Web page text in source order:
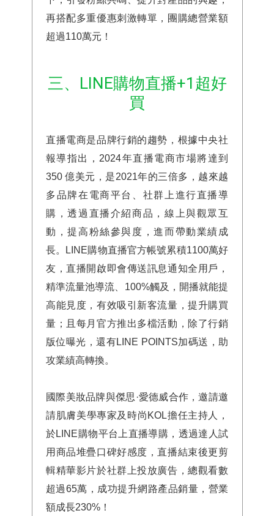
再搭配多重優惠刺激轉單，團購總營業額
超過110萬元！
三、LINE購物直播+1超好
買
直播電商是品牌行銷的趨勢，根據中央社
報導指出，2024年直播電商市場將達到
350 億美元，是2021年的三倍多，越來越
多品牌在電商平台、社群上進行直播導
購，透過直播介紹商品，線上與觀眾互
動，提高粉絲參與度，進而帶動業績成
長。LINE購物直播官方帳號累積1100萬好
友，直播開啟即會傳送訊息通知全用戶，
精準流量池導流、100%觸及，開播就能提
高能見度，有效吸引新客流量，提升購買
量；且每月官方推出多檔活動，除了行銷
版位曝光，還有LINE POINTS加碼送，助
攻業績高轉換。
國際美妝品牌與傑思·愛德威合作，邀請邀
請肌膚美學專家及時尚KOL擔任主持人，
於LINE購物平台上直播導購，透過達人試
用商品堆疊口碑好感度，直播結束後更剪
輯精華影片於社群上投放廣告，總觀看數
超過65萬，成功提升網路產品銷量，營業
額成長230%！